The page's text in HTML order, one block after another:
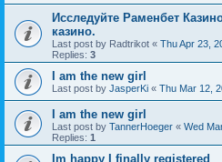
Исследуйте Раменбет
казино.
Last post by Radtrikot « Thu Apr 23,
Replies: 3
I am the new girl
Last post by JasperKi « Thu Mar 12,
I am the new girl
Last post by TannerHoeger « Wed
Replies: 1
Im happy I finally registered